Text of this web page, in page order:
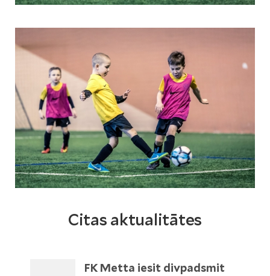
Citas aktualitātes
FK Metta iesit divpadsmit